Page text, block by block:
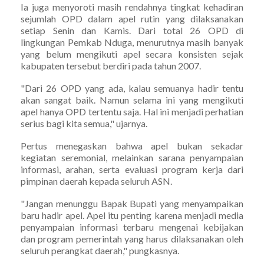
Ia juga menyoroti masih rendahnya tingkat kehadiran
sejumlah OPD dalam apel rutin yang dilaksanakan
setiap Senin dan Kamis. Dari total 26 OPD di
lingkungan Pemkab Nduga, menurutnya masih banyak
yang belum mengikuti apel secara konsisten sejak
kabupaten tersebut berdiri pada tahun 2007.
"Dari 26 OPD yang ada, kalau semuanya hadir tentu
akan sangat baik. Namun selama ini yang mengikuti
apel hanya OPD tertentu saja. Hal ini menjadi perhatian
serius bagi kita semua," ujarnya.
Pertus menegaskan bahwa apel bukan sekadar
kegiatan seremonial, melainkan sarana penyampaian
informasi, arahan, serta evaluasi program kerja dari
pimpinan daerah kepada seluruh ASN.
"Jangan menunggu Bapak Bupati yang menyampaikan
baru hadir apel. Apel itu penting karena menjadi media
penyampaian informasi terbaru mengenai kebijakan
dan program pemerintah yang harus dilaksanakan oleh
seluruh perangkat daerah," pungkasnya.